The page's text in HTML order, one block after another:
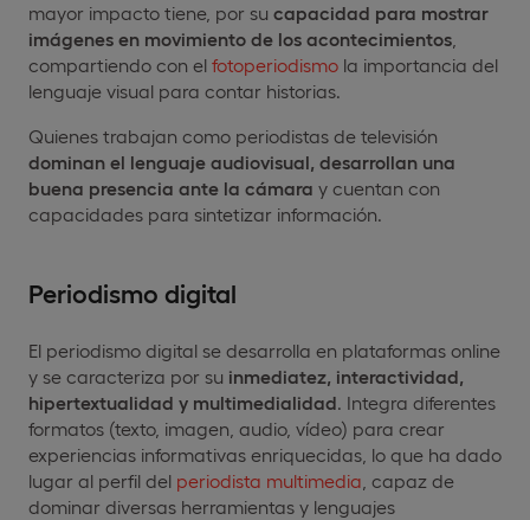
mayor impacto tiene, por su capacidad para mostrar
imágenes en movimiento de los acontecimientos
compartiendo con el fotoperiodismo la importancia del
lenguaje visual para contar historias.
Quienes trabajan como periodistas de televisión
dominan el lenguaje audiovisual, desarrollan una
buena presencia ante la cámara y cuentan con
capacidades para sintetizar información.
Periodismo digital
El periodismo digital se desarrolla en plataformas online
y se caracteriza por su inmediatez, interactividad,
hipertextualidad y multimedialidad. Integra diferentes
formatos (texto, imagen, audio, vídeo) para crear
experiencias informativas enriquecidas, lo que ha dado
lugar al perfil del periodista multimedia , capaz de
dominar diversas herramientas y lenguajes